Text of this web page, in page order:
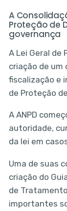
A
Proteção de
governança
A Lei Geral de
criação de um
fiscalização e
de Proteção
A ANPD
autoridade,
da lei em
Uma de suas
criação do
de
importantes